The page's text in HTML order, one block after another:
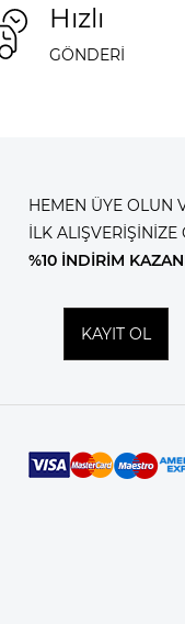
Hızlı
GÖNDERİ
HEMEN ÜYE OLUN
İLK ALIŞVERİŞİNİZE
%10 İNDİRİM
KAYIT OL